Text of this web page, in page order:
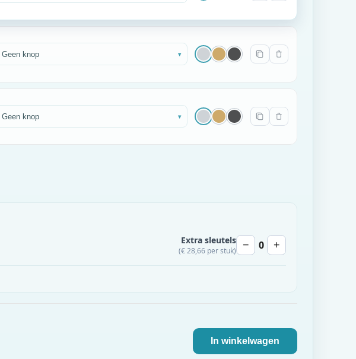
Geen knop ▾
Geen knop ▾
Extra sleutels
(€ 28,66 per stuk) − 0 +
In winkelwagen